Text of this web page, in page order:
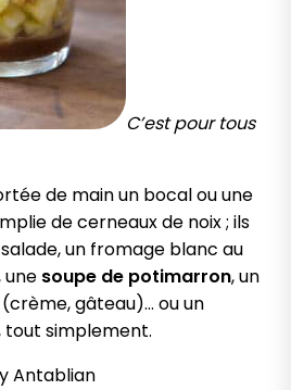
C’est pour tous
de main un bocal ou une
de cerneaux de noix ; ils
un fromage blanc au
une soupe de potimarron, un
gâteau)… ou un
simplement.
Antablian